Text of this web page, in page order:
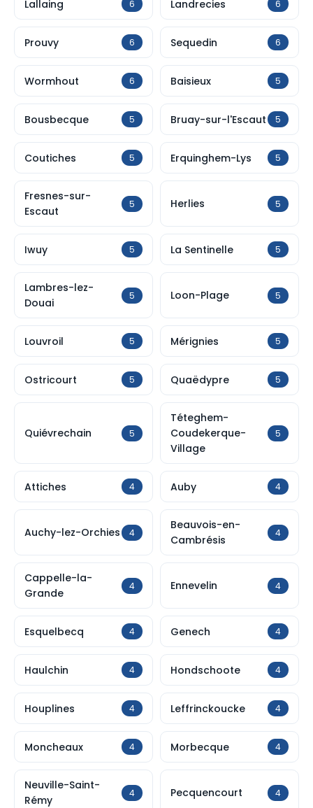
Lallaing 6 Landrecies 6
Prouvy 6 Sequedin 6
Wormhout 6 Baisieux 5
Bousbecque 5 Bruay-sur-l'Escaut 5
Coutiches 5 Erquinghem-Lys 5
Fresnes-sur-
Escaut
5 Herlies 5
Iwuy 5 La Sentinelle 5
Lambres-lez-
Douai
5 Loon-Plage 5
Louvroil 5 Mérignies 5
Ostricourt 5 Quaëdypre 5
Quiévrechain 5
Téteghem-
Coudekerque-
Village
5
Attiches 4 Auby 4
Auchy-lez-Orchies 4
Beauvois-en-
Cambrésis
4
Cappelle-la-
Grande
4 Ennevelin 4
Esquelbecq 4 Genech 4
Haulchin 4 Hondschoote 4
Houplines 4 Leffrinckoucke 4
Moncheaux 4 Morbecque 4
Neuville-Saint-
Rémy
4 Pecquencourt 4